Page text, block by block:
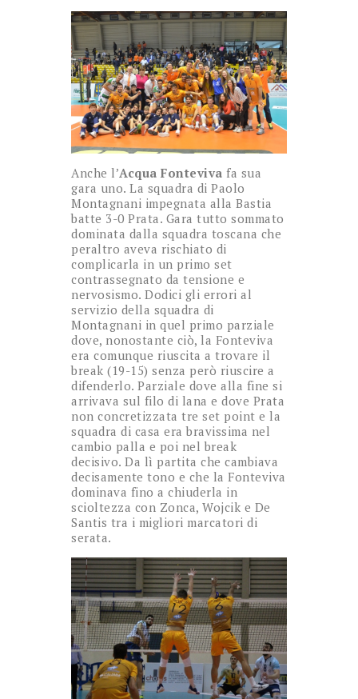
Anche l’Acqua Fonteviva fa sua
gara uno. La squadra di Paolo
Montagnani impegnata alla Bastia
batte 3-0 Prata. Gara tutto sommato
dominata dalla squadra toscana che
peraltro aveva rischiato di
complicarla in un primo set
contrassegnato da tensione e
nervosismo. Dodici gli errori al
servizio della squadra di
Montagnani in quel primo parziale
dove, nonostante ciò, la Fonteviva
era comunque riuscita a trovare il
break (19-15) senza però riuscire a
difenderlo. Parziale dove alla fine si
arrivava sul filo di lana e dove Prata
non concretizzata tre set point e la
squadra di casa era bravissima nel
cambio palla e poi nel break
decisivo. Da lì partita che cambiava
decisamente tono e che la Fonteviva
dominava fino a chiuderla in
scioltezza con Zonca, Wojcik e De
Santis tra i migliori marcatori di
serata.